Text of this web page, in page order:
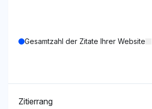
Gesamtzahl der Zitate Ihrer Website
Zitierrang